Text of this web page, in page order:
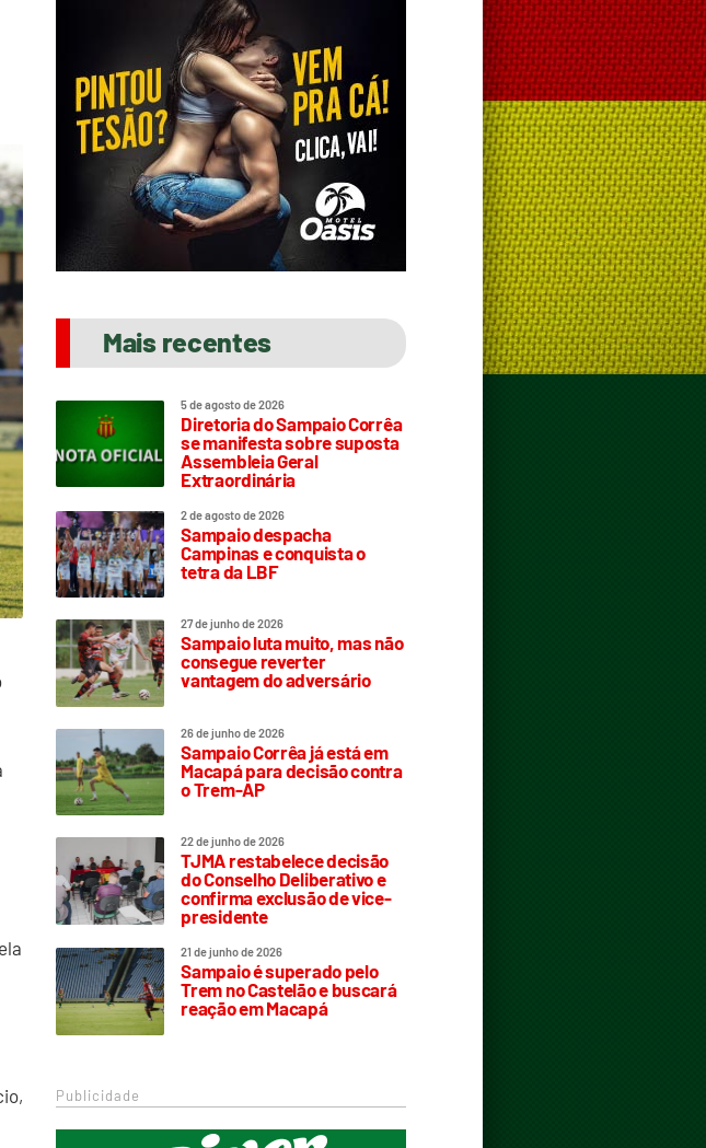
Mais recentes
5 de agosto de 2026
Diretoria do Sampaio Corrêa
se manifesta sobre suposta
Assembleia Geral
Extraordinária
2 de agosto de 2026
Sampaio despacha
Campinas e conquista o
tetra da LBF
27 de junho de 2026
Sampaio luta muito, mas não
consegue reverter
vantagem do adversário
26 de junho de 2026
Sampaio Corrêa já está em
Macapá para decisão contra
o Trem-AP
22 de junho de 2026
TJMA restabelece decisão
do Conselho Deliberativo e
confirma exclusão de vice-
presidente
21 de junho de 2026
Sampaio é superado pelo
Trem no Castelão e buscará
reação em Macapá
Publicidade